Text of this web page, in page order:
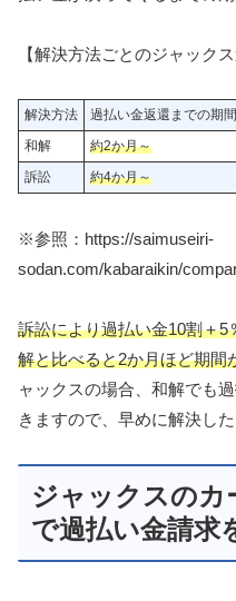
【解決方法ごとのジャック
解決方法
過払い金返還までの期間
和解
約2か月～
訴訟
約4か月～
※参照：https://saimuseiri-
sodan.com/kabaraikin/
訴訟により過払い金10割＋
解と比べると2か月ほど期間
ャックスの場合、和解でも
きますので、早めに解決し
ジャックスの
で過払い金請求